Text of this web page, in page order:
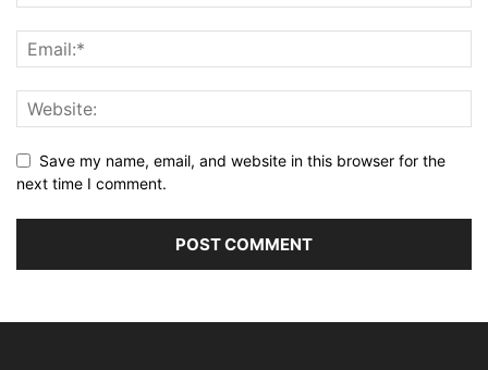
Save my name, email, and website in this browser for the
next time I comment.